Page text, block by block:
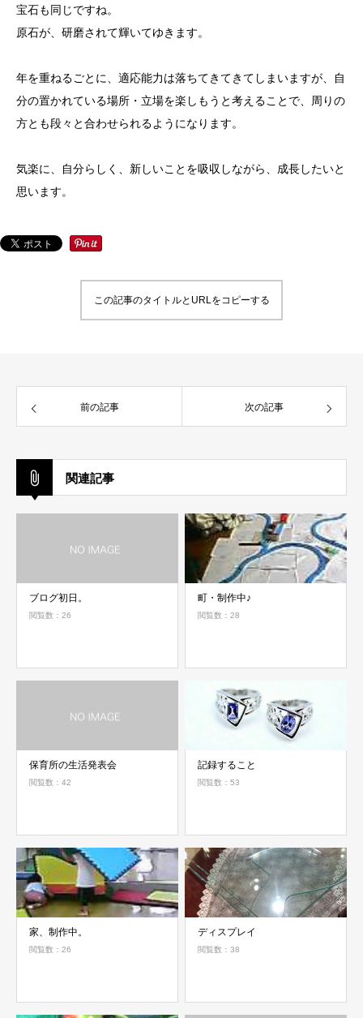
宝石も同じですね。
原石が、研磨されて輝いてゆきます。
年を重ねるごとに、適応能力は落ちてきてきてしまいますが、自
分の置かれている場所・立場を楽しもうと考えることで、周りの
方とも段々と合わせられるようになります。
気楽に、自分らしく、新しいことを吸収しながら、成長したいと
思います。
この記事のタイトルとURLをコピーする
前の記事 次の記事
関連記事
ブログ初日。
閲覧数：26
町・制作中♪
閲覧数：28
保育所の生活発表会
閲覧数：42
記録すること
閲覧数：53
家、制作中。
閲覧数：26
ディスプレイ
閲覧数：38